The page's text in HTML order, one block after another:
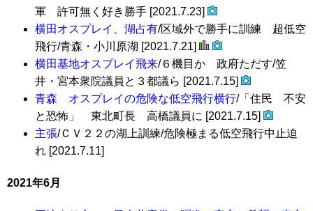
軍 許可無く好き勝手 [2021.7.23]
横田オスプレイ、湖占有/区域外で勝手に訓練 超低空
飛行/青森・小川原湖 [2021.7.21]
横田基地オスプレイ飛来/６機目か 政府ただす/笠
井・宮本衆院議員と３都議ら [2021.7.15]
青森 オスプレイの危険な低空飛行横行/「住民 不安
と恐怖」 東北町長 高橋議員に [2021.7.15]
主張/ＣＶ２２の湖上訓練/危険極まる低空飛行中止迫
れ [2021.7.11]
2021年6月